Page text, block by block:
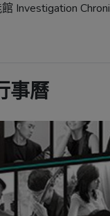
Investigation
事曆